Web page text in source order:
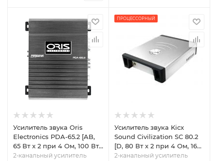
Усилитель звука Oris
Electronics PDA-65.2 [AB,
65 Вт x 2 при 4 Ом, 100 Вт
x 2 при 2 Ом]
2‑канальный усилитель
ПРОЦЕССОРНЫЙ
Усилитель звука Kicx
Sound Civilization SC 80.2
[D, 80 Вт x 2 при 4 Ом, 160
Вт x 2 при 2 Ом]
2‑канальный усилитель